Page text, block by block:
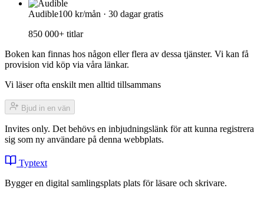
Audible100 kr/mån · 30 dagar gratis
850 000+ titlar
Boken kan finnas hos någon eller flera av dessa tjänster. Vi kan få
provision vid köp via våra länkar.
Vi läser ofta enskilt men alltid tillsammans
Bjud in en vän
Invites only. Det behövs en inbjudningslänk för att kunna registrera
sig som ny användare på denna webbplats.
Typtext
Bygger en digital samlingsplats plats för läsare och skrivare.